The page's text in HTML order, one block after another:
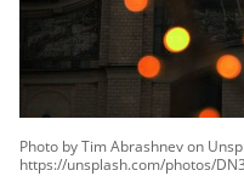
Photo by Tim Abrashnev on
https://unsplash.com/photos/